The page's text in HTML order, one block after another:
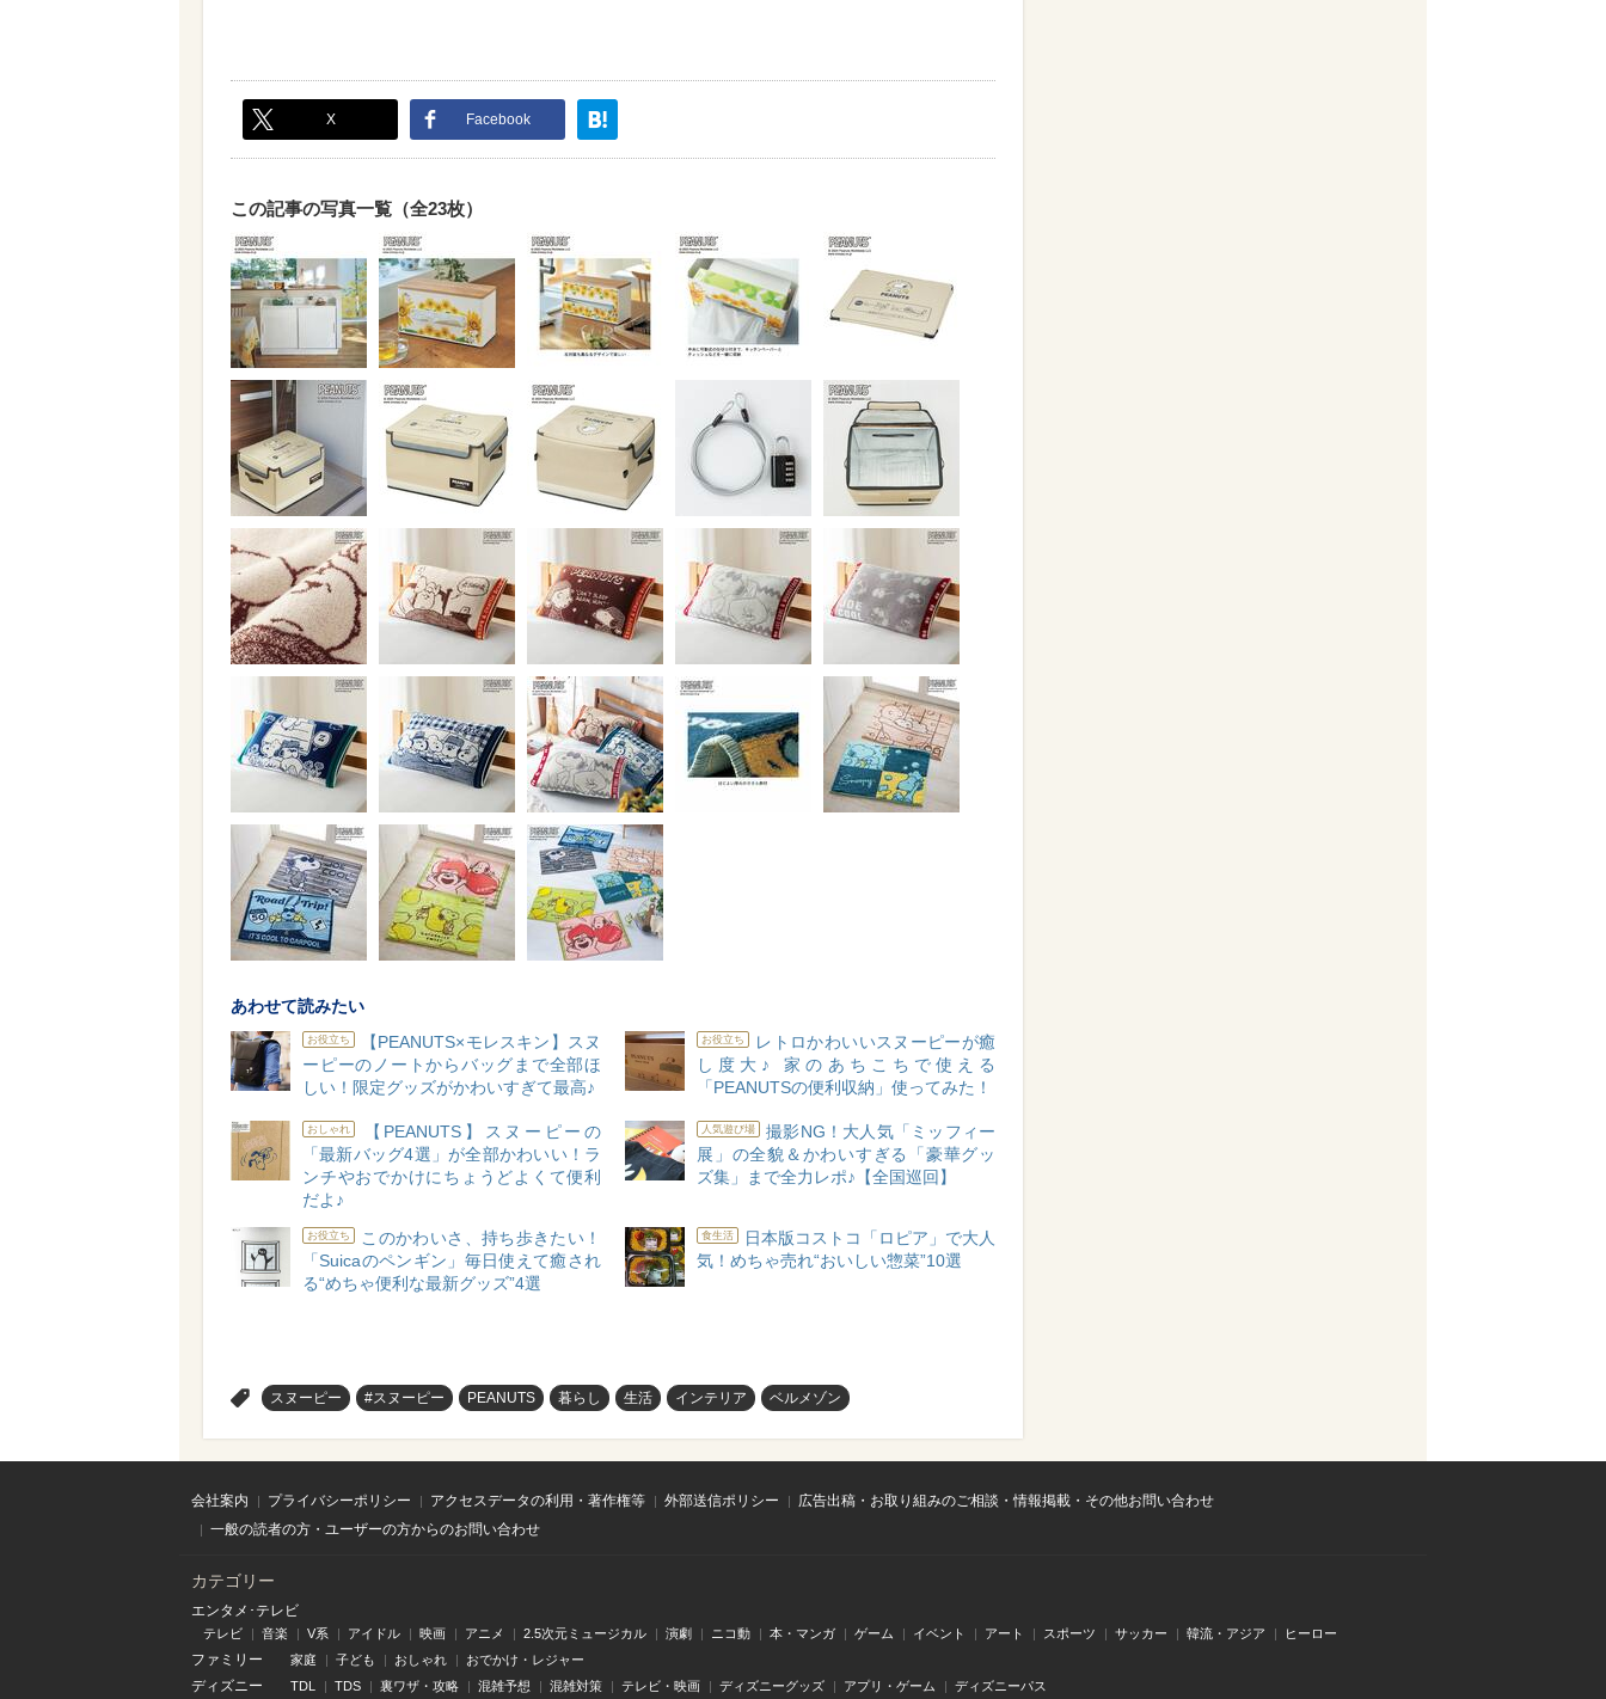
X Facebook
この記事の写真一覧（全23枚）
あわせて読みたい
お役立ち
【PEANUTS×モレスキン】スヌ
ーピーのノートからバッグまで全部ほ
しい！限定グッズがかわいすぎて最高♪
お役立ち
レトロかわいいスヌーピーが癒
し度大♪ 家のあちこちで使える
「PEANUTSの便利収納」使ってみた！
おしゃれ
【PEANUTS】スヌーピーの
「最新バッグ4選」が全部かわいい！ラ
ンチやおでかけにちょうどよくて便利
だよ♪
人気遊び場
撮影NG！大人気「ミッフィー
展」の全貌＆かわいすぎる「豪華グッ
ズ集」まで全力レポ♪【全国巡回】
お役立ち
このかわいさ、持ち歩きたい！
「Suicaのペンギン」毎日使えて癒され
る“めちゃ便利な最新グッズ”4選
食生活
日本版コストコ「ロピア」で大人
気！めちゃ売れ“おいしい惣菜”10選
スヌーピー #スヌーピー PEANUTS 暮らし 生活 インテリア ベルメゾン
会社案内 プライバシーポリシー アクセスデータの利用・著作権等 外部送信ポリシー
広告出稿・お取り組みのご相談・情報掲載・その他お問い合わせ
一般の読者の方・ユーザーの方からのお問い合わせ
カテゴリー
エンタメ･テレビ
テレビ 音楽 V系 アイドル 映画 アニメ 2.5次元ミュージカル 演劇 ニコ動 本・マンガ ゲーム イベント アート スポーツ サッカー 韓流・アジア ヒーロー
ファミリー 家庭 子ども おしゃれ おでかけ・レジャー
ディズニー TDL TDS 裏ワザ・攻略 混雑予想 混雑対策 テレビ・映画 ディズニーグッズ アプリ・ゲーム ディズニーパス